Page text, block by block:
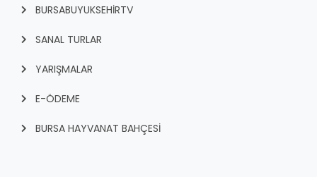
BURSABUYUKSEHIRTV
SANAL TURLAR
YARIŞMALAR
E-ÖDEME
BURSA HAYVANAT BAHÇESİ